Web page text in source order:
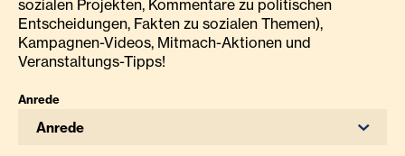
sozialen Projekten, Kommentare zu politischen
Entscheidungen, Fakten zu sozialen Themen),
Kampagnen-Videos, Mitmach-Aktionen und
Veranstaltungs-Tipps!
Anrede
Anrede